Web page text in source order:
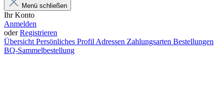
Menü schließen
Ihr Konto
Anmelden
oderRegistrieren
Übersicht Persönliches Profil Adressen Zahlungsarten Bestellungen
BQ-Sammelbestellung